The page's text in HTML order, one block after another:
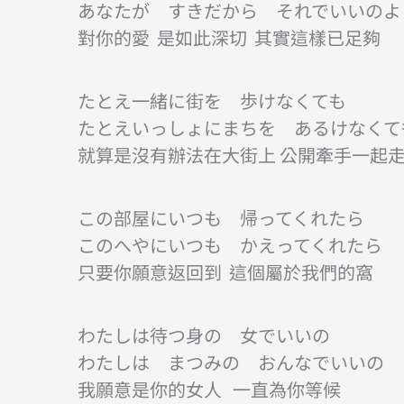
あなたが すきだから それでいいのよ
對你的愛 是如此深切 其實這樣已足夠
たとえ一緒に街を 歩けなくても
たとえいっしょにまちを あるけなく
就算是沒有辦法在大街上 公開牽手一起
この部屋にいつも 帰ってくれたら
このへやにいつも かえってくれたら
只要你願意返回到 這個屬於我們的窩
わたしは待つ身の 女でいいの
わたしは まつみの おんなでいいの
我願意是你的女人 一直為你等候